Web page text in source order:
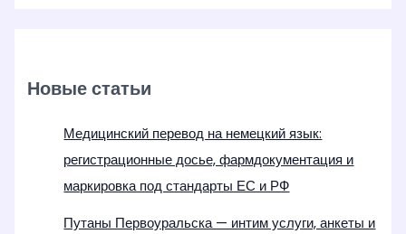
Новые статьи
Медицинский перевод на немецкий язык:
регистрационные досье, фармдокументация и
маркировка под стандарты ЕС и РФ
Путаны Первоуральска — интим услуги, анкеты и